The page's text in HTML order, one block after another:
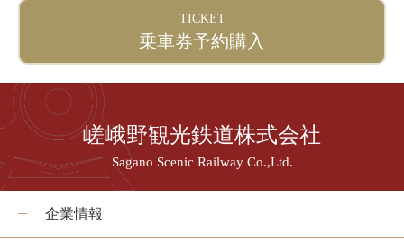
TICKET
乗車券予約購入
嵯峨野観光鉄道株式会社
Sagano Scenic Railway Co.,Ltd.
企業情報